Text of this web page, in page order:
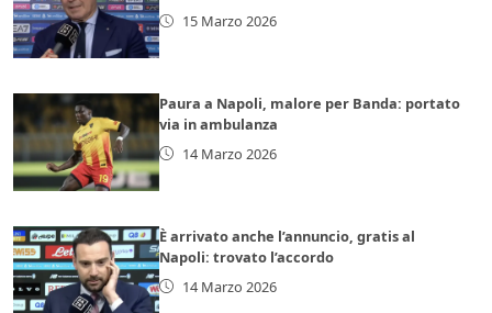
15 Marzo 2026
Paura a Napoli, malore per Banda: portato
via in ambulanza
14 Marzo 2026
È arrivato anche l’annuncio, gratis al
Napoli: trovato l’accordo
14 Marzo 2026